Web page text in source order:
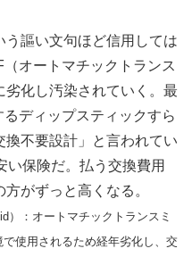
う謳い文句ほど信用しては
オートマチックトランス
劣化し汚染されていく。最
ディップスティックすら
不要設計」と言われてい
い保険だ。払う交換費用
がずっと高くなる。
：オートマチックトランスミ
使用されるため経年劣化し、交